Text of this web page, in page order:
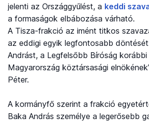
jelenti az Országgyűlést, a keddi
a formaságok elbábozása várható.
A Tisza-frakció az imént titkos
az eddigi egyik legfontosabb
Andrást, a Legfelsőbb Bíróság
Magyarország köztársasági
Péter.
A kormányfő szerint a frakció
Baka András személye a legerősebb